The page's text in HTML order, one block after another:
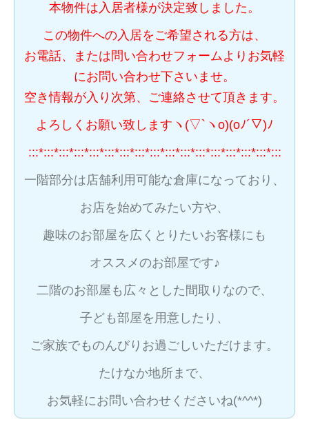
本物件は入居者様が決定致しました。
この物件への入居をご希望される方は、
お電話、または問い合わせフォームよりお気軽
にお問い合わせ下さいませ。
空き情報が入り次第、ご連絡させて頂きます。
よろしくお願い致しますヽ(▽`ヽo)(oﾉ´▽)ﾉ
:::*:::*:::*:::*:::*:::*:::*:::*:::*:::*:::*:::*:::*:::*:::*:::*:::
一階部分は店舗利用可能な倉庫になっており、
お店を始めてみたい方や、
趣味のお部屋を広くとりたいお客様にも
オススメのお部屋です♪
二階のお部屋も広々とした間取りなので、
子ども部屋を用意したり、
ご家族でものんびりお過ごしいただけます。
たけなか地所まで、
お気軽にお問い合わせくださいね(*^^*)